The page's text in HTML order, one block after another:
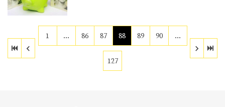
1 … 86 87 88 89 90 …
127